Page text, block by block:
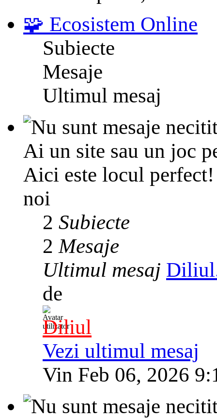
🧩 Ecosistem Online
Subiecte
Mesaje
Ultimul mesaj
Ai un site sau un joc
Aici este locul
noi
2 Subiecte
2Mesaje
Ultimul mesaj
de
Diliul
Vezi ultimul mesaj
Vin Feb 06, 2026